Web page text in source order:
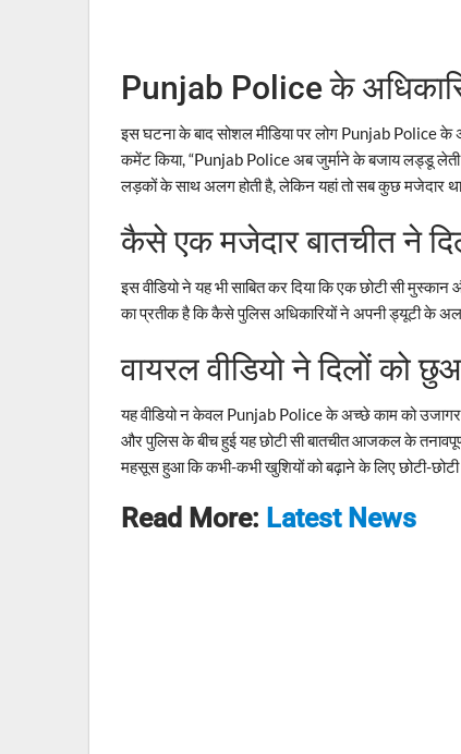
Punjab Police के
इस घटना के बाद सोशल मीडिया पर लोग Punjab Police
कमेंट किया, “Punjab Police अब जुर्माने के बजाय लड्डू
लड़कों के साथ अलग होती है, लेकिन यहां तो सब कुछ मजेदार
कैसे एक मजेदार बातचीत ने
इस वीडियो ने यह भी साबित कर दिया कि एक छोटी सी
का प्रतीक है कि कैसे पुलिस अधिकारियों ने अपनी ड्यूटी के
वायरल वीडियो ने दिलों को
यह वीडियो न केवल Punjab Police के अच्छे काम को
और पुलिस के बीच हुई यह छोटी सी बातचीत आजकल के
महसूस हुआ कि कभी-कभी खुशियों को बढ़ाने के लिए छोटी-छोटी
Read More: Latest News